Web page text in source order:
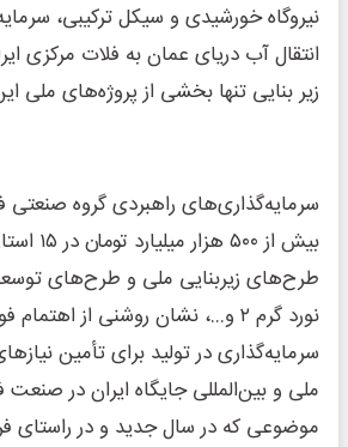
نیروگاه خورشیدی و سیکل ترکیبی،
انتقال آب دریای عمان به فلات مرکزی
زیر بنایی تنها بخشی از پروژه‌های
سرمایه‌گذاری‌های راهبردی گروه صنعتی
بیش از
طرح‌های زیربنایی ملی و طرح‌های
نورد گرم ۲ و…، نشان روشنی از اهتمام
سرمایه‌گذاری در تولید برای تأمین
ملی و بین‌المللی جایگاه ایران در صنعت
موضوعی که در سال جدید و در راستای